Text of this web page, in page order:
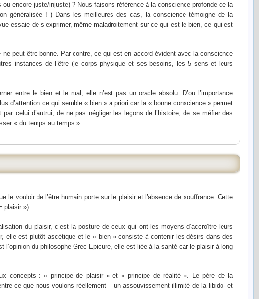
encore juste/injuste) ? Nous faisons référence à la conscience profonde de la
généralisée ! ) Dans les meilleures des cas, la conscience témoigne de la
essaie de s’exprimer, même maladroitement sur ce qui est le bien, ce qui est
peut être bonne. Par contre, ce qui est en accord évident avec la conscience
instances de l’être (le corps physique et ses besoins, les 5 sens et leurs
entre le bien et le mal, elle n’est pas un oracle absolu. D’ou l’importance
d’attention ce qui semble « bien » a priori car la « bonne conscience » permet
celui d’autrui, de ne pas négliger les leçons de l’histoire, de se méfier des
« du temps au temps ».
vouloir de l’être humain porte sur le plaisir et l’absence de souffrance. Cette
plaisir »).
du plaisir, c’est la posture de ceux qui ont les moyens d’accroître leurs
elle est plutôt ascétique et le « bien » consiste à contenir les désirs dans des
du philosophe Grec Epicure, elle est liée à la santé car le plaisir à long
concepts : « principe de plaisir » et « principe de réalité ». Le père de la
ce que nous voulons réellement – un assouvissement illimité de la libido- et